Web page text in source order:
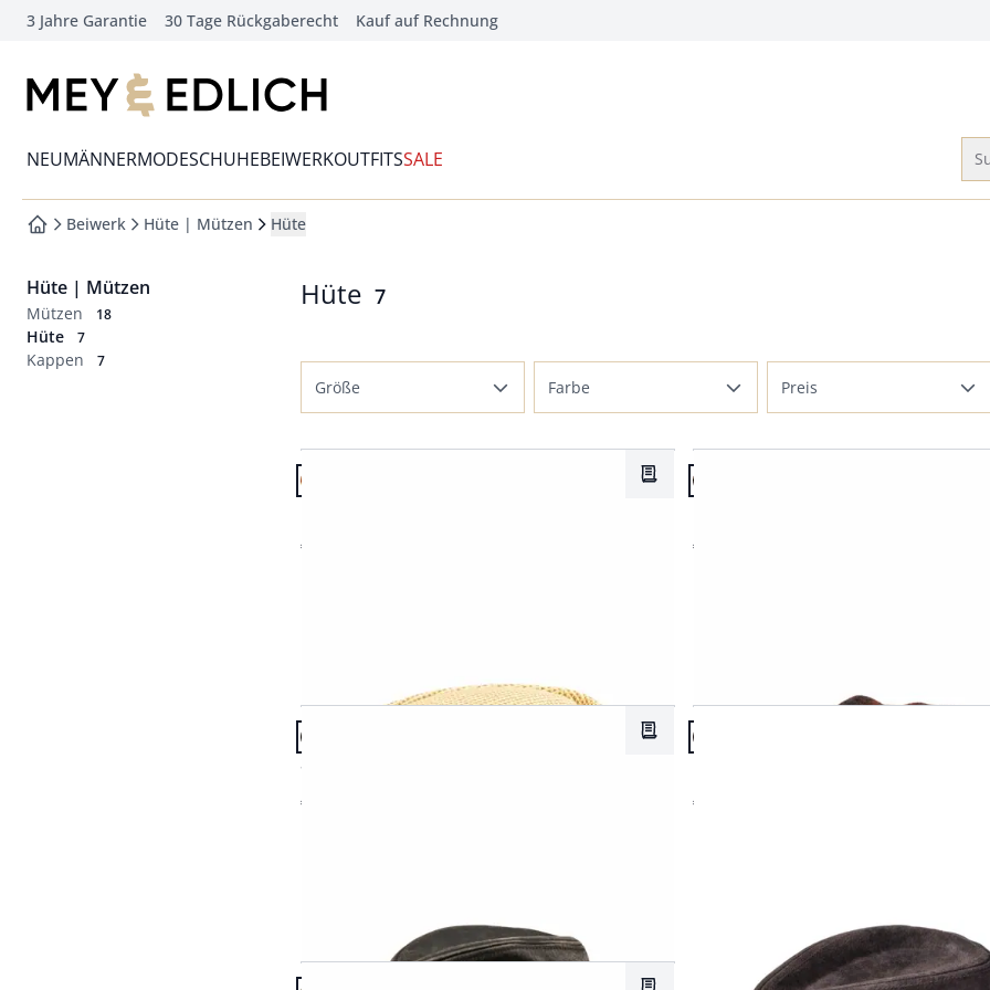
springen
springen
springen
springen
3 Jahre Garantie 30 Tage Rückgaberecht Kauf auf Rechnung
zur Startseite
Wechsel in das Menü mit Pfeil-Runter Taste
NEUMÄNNERMODESCHUHEBEIWERKOUTFITSSALE
zur Startseite
Beiwerk Hüte | Mützen Hüte
Hüte | Mützen
Mützen 18
Hüte 7
Kappen 7
Hüte Ergebnisse
7
Größe Farbe Preis
Artikel 1 von 7.
€ 79,95
Merkzettel
Artikel 2 von 7.
€ 129,95
Artikel 4 von 7.
Stetson Traveller
€ 99,95
Merkzettel
Artikel 5 von 7.
€ 149,95
Artikel 7 von 7.